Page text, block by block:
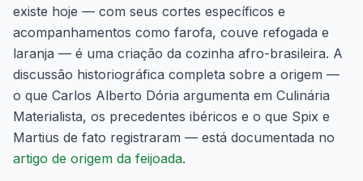
existe hoje — com seus cortes específicos e
acompanhamentos como farofa, couve refogada e
laranja — é uma criação da cozinha afro-brasileira. A
discussão historiográfica completa sobre a origem —
o que Carlos Alberto Dória argumenta em Culinária
Materialista, os precedentes ibéricos e o que Spix e
Martius de fato registraram — está documentada no
artigo de origem da feijoada.